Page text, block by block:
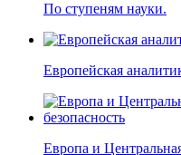
По ступеням науки.
Европейская
Европа и